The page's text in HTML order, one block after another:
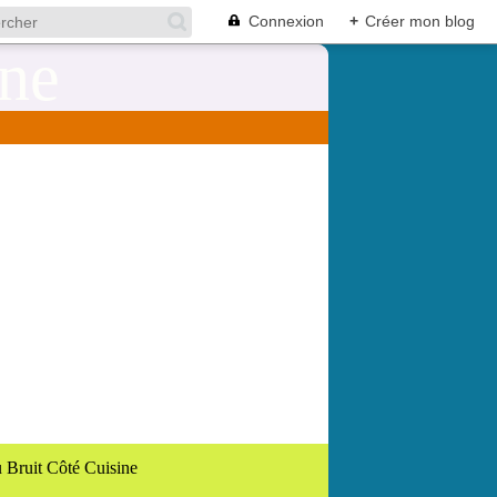
Connexion + Créer mon blog